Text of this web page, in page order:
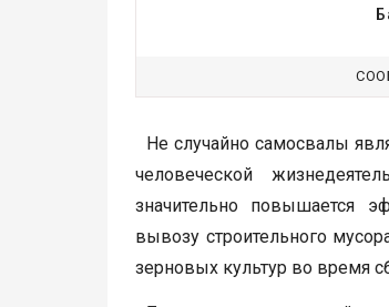
Не случайно самосвалы
человеческой
значительно повышается
вывозу строительного
зерновых культур во время